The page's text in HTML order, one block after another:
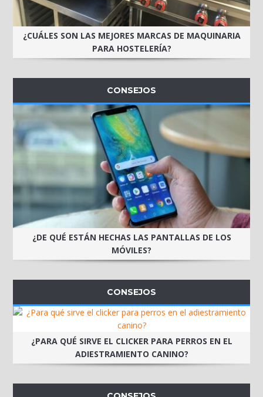
¿CUÁLES SON LAS MEJORES MARCAS DE MAQUINARIA
PARA HOSTELERÍA?
CONSEJOS
¿DE QUÉ ESTÁN HECHAS LAS PANTALLAS DE LOS
MÓVILES?
CONSEJOS
¿PARA QUÉ SIRVE EL CLICKER PARA PERROS EN EL
ADIESTRAMIENTO CANINO?